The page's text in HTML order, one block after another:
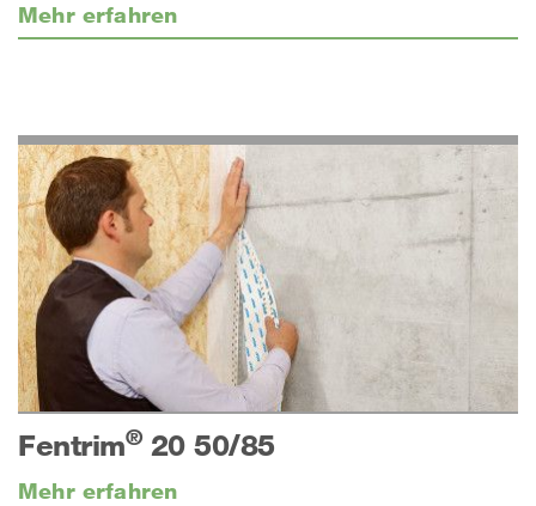
Mehr erfahren
Fentrim®20 50/85
Mehr erfahren